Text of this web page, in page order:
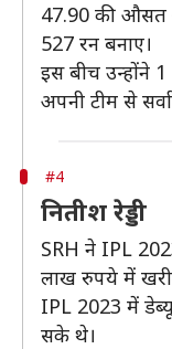
47.90 की औसत
527 रन बनाए।
इस बीच उन्होंने
अपनी टीम से
#4
नितीश रेड्डी
SRH ने IPL
लाख रुपये में
IPL 2023 में
सके थे।